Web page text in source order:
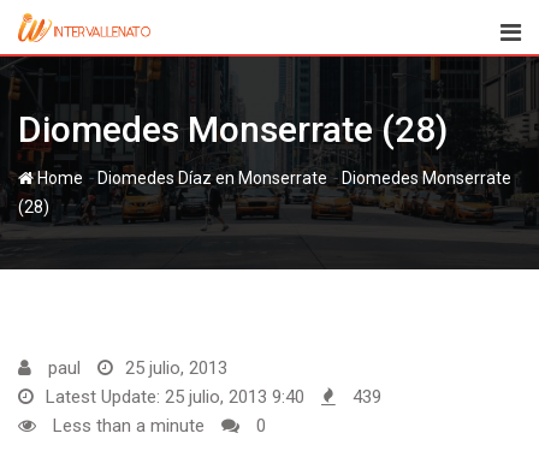
Skip
content
Diomedes Monserrate (28)
Home - Diomedes Díaz en Monserrate - Diomedes Monserrate
(28)
paul
25 julio, 2013
Latest Update: 25 julio, 2013 9:40
439
Less than a minute
0